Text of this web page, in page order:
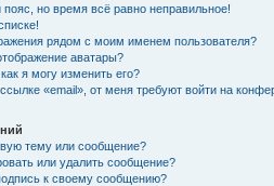
но время всё равно неправильное!
рядом с моим именем пользователя?
аватары?
я могу изменить его?
«email», от меня требуют войти на
тему или сообщение?
или удалить сообщение?
к своему сообщению?